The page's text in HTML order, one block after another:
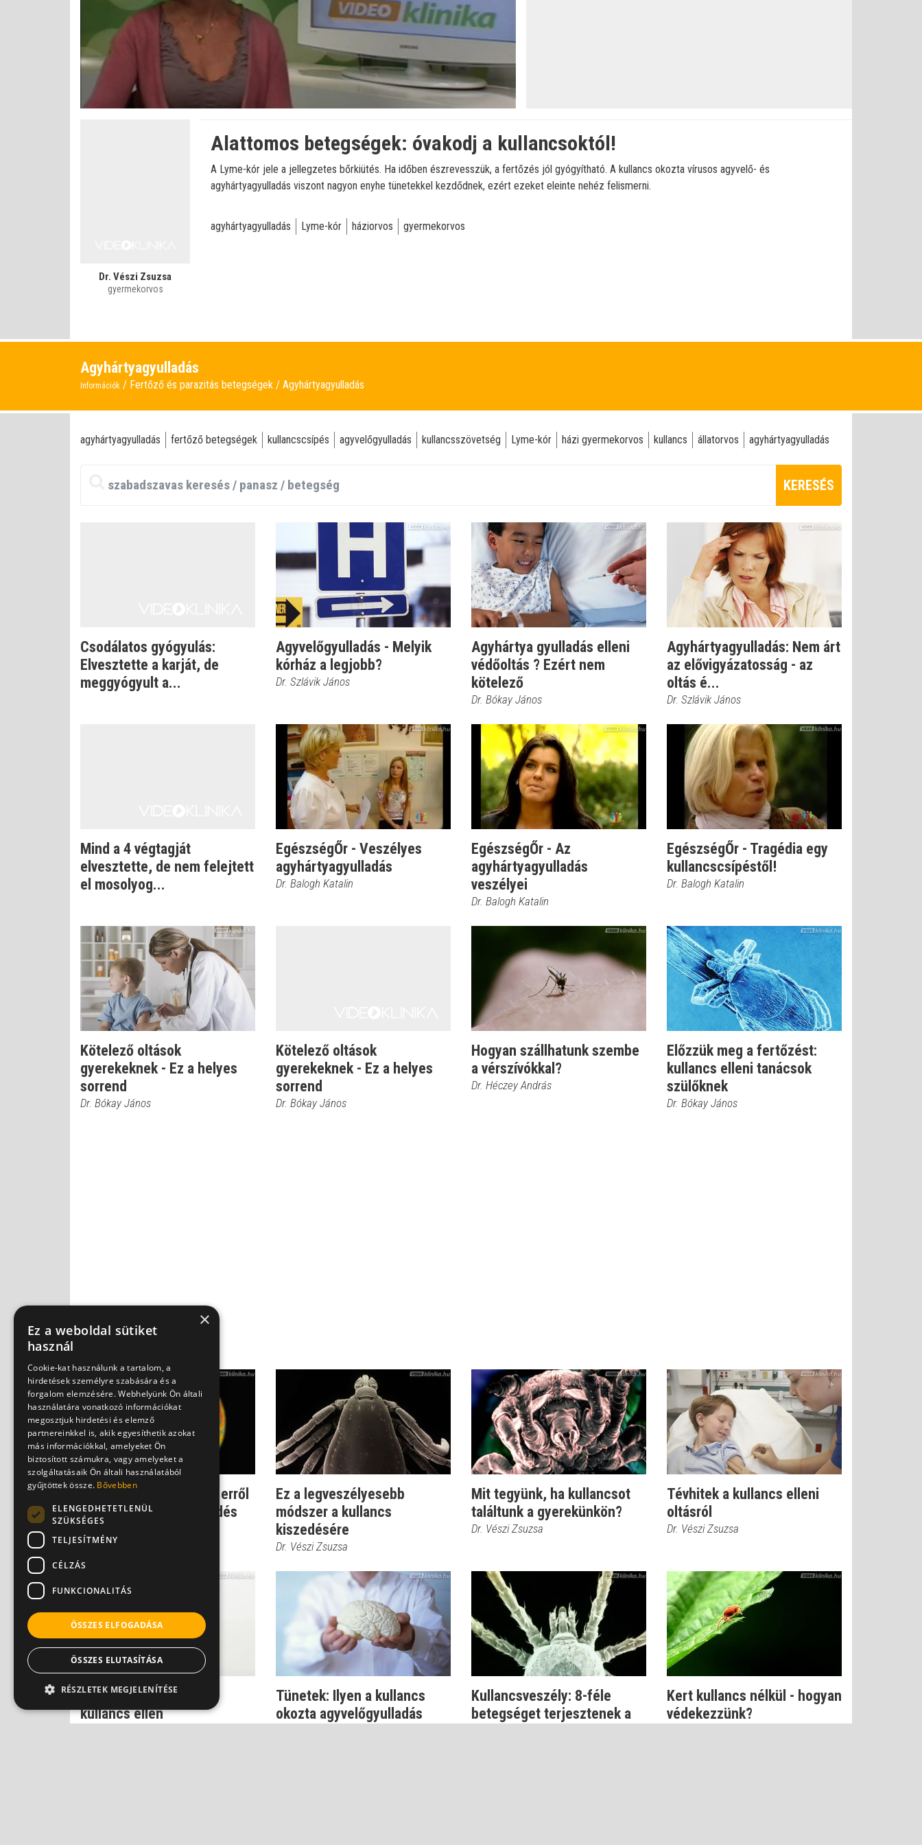
Némítás
kikapcsolva
Betöltve
0%
0%
Dr. Vészi Zsuzsa
gyermekorvos
Alattomos betegségek: óvakodj a kullancsoktól!
A Lyme-kór jele a jellegzetes bőrkiütés. Ha időben észrevesszük, a fertőzés jól gyógyítható. A kullancs okozta vírusos agyvelő- és
agyhártyagyulladás viszont nagyon enyhe tünetekkel kezdődnek, ezért ezeket eleinte nehéz felismerni.
agyhártyagyulladás Lyme-kór háziorvos gyermekorvos
Agyhártyagyulladás
Információk Fertőző és parazitás betegségek Agyhártyagyulladás
agyhártyagyulladás fertőző betegségek kullancscsípés agyvelőgyulladás kullancsszövetség Lyme-kór házi gyermekorvos kullancs állatorvos agyhártyagyulladás
KERESÉS
Csodálatos gyógyulás:
Elvesztette a karját, de
meggyógyult a...
Agyvelőgyulladás - Melyik
kórház a legjobb?
Dr. Szlávik János
Agyhártya gyulladás elleni
védőoltás ? Ezért nem
kötelező
Dr. Bókay János
Agyhártyagyulladás: Nem árt
az elővigyázatosság - az
oltás é...
Dr. Szlávik János
Mind a 4 végtagját
elvesztette, de nem felejtett
el mosolyog...
EgészségŐr - Veszélyes
agyhártyagyulladás
Dr. Balogh Katalin
EgészségŐr - Az
agyhártyagyulladás
veszélyei
Dr. Balogh Katalin
EgészségŐr - Tragédia egy
kullancscsípéstől!
Dr. Balogh Katalin
Kötelező oltások
gyerekeknek - Ez a helyes
sorrend
Dr. Bókay János
Kötelező oltások
gyerekeknek - Ez a helyes
sorrend
Dr. Bókay János
Hogyan szállhatunk szembe
a vérszívókkal?
Dr. Héczey András
Előzzük meg a fertőzést:
kullancs elleni tanácsok
szülőknek
Dr. Bókay János
Egyre több a kullancs - erről
is a globális felmelegedés
teh...
Dr. Szlávik János
Ez a legveszélyesebb
módszer a kullancs
kiszedésére
Dr. Vészi Zsuzsa
Mit tegyünk, ha kullancsot
találtunk a gyerekünkön?
Dr. Vészi Zsuzsa
Tévhitek a kullancs elleni
oltásról
Dr. Vészi Zsuzsa
Ez a leggyorsabb oltás
kullancs ellen
Tünetek: Ilyen a kullancs
okozta agyvelőgyulladás
Kullancsveszély: 8-féle
betegséget terjesztenek a
Kert kullancs nélkül - hogyan
védekezzünk?
×
Ez a weboldal sütiket
használ
Cookie-kat használunk a tartalom, a
hirdetések személyre szabására és a
forgalom elemzésére. Webhelyünk Ön általi
használatára vonatkozó információkat
megosztjuk hirdetési és elemző
partnereinkkel is, akik egyesíthetik azokat
más információkkal, amelyeket Ön
biztosított számukra, vagy amelyeket a
szolgáltatásaik Ön általi használatából
gyűjtöttek össze. Bővebben
ELENGEDHETETLENÜL
SZÜKSÉGES
TELJESÍTMÉNY
CÉLZÁS
FUNKCIONALITÁS
ÖSSZES ELFOGADÁSA
ÖSSZES ELUTASÍTÁSA
RÉSZLETEK MEGJELENÍTÉSE